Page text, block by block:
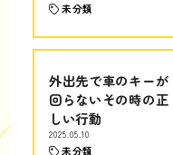
未分類
外出先で車のキーが
回らないその時の正
しい行動
2025.05.10
未分類